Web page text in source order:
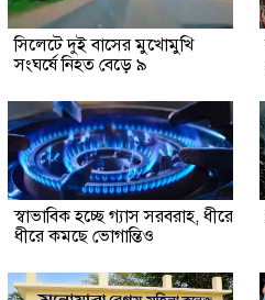
সিলেটে দুই বাসের মুখোমুখি
সংঘর্ষে নিহত বেড়ে ৯
স্বাভাবিক হচ্ছে গ্যাস সরবরাহ, ধীরে
ধীরে কমছে ভোগান্তিও